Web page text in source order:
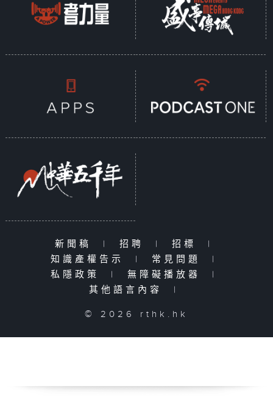
新聞稿 | 招聘 | 招標
|
知識產權告示
| 常見問題
|
私隱政策
| 無障礙播放器
|
其他語言內容
|
© 2026 rthk.hk